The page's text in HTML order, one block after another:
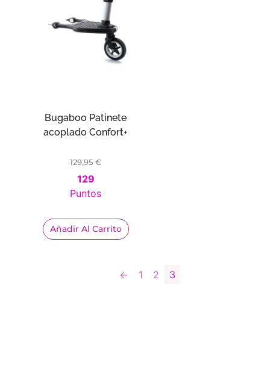
Bugaboo Patinete
acoplado Confort+
129,95 €
129
Puntos
Añadir Al Carrito
← 1 2 3